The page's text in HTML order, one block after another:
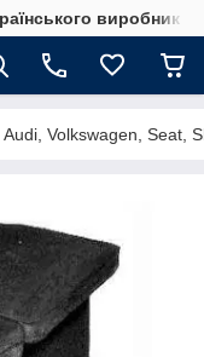
виробника
Audi, Volkswagen, Seat,